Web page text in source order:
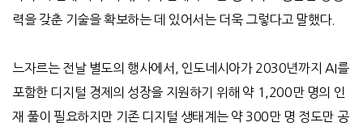
력을 갖춘 기술을 확보하는 데 있어서는 더욱 그렇다고 말했다.
느자르는 전날 별도의 행사에서 인도네시아가2030년까지 AI를
포함한 디지털 경제의 성장을 지원하기 위해 약 1,200만 명의 인
재 풀이 필요하지만 기존 디지털 생태계는 약300만 명 정도만 공